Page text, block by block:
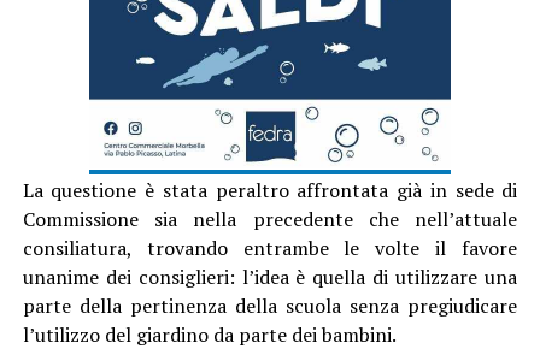
La questione è stata peraltro affrontata già in sede di
Commissione sia nella precedente che nell’attuale
consiliatura, trovando entrambe le volte il favore
unanime dei consiglieri: l’idea è quella di utilizzare una
parte della pertinenza della scuola senza pregiudicare
l’utilizzo del giardino da parte dei bambini.